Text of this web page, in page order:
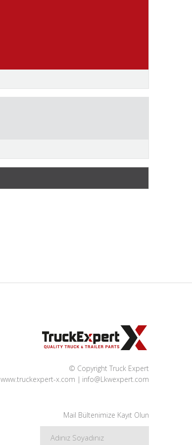
© Copyright Truck Expert
www.truckexpert-x.com
info@Lkwexpert.com
Mail Bültenimize Kayıt Olun